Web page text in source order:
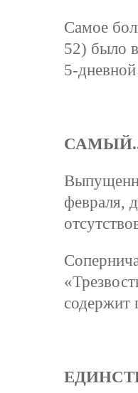
Самое
52) было
5-
февраля,
содержит